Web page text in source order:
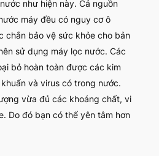
như hiện này. Cả nguồn
máy đều có nguy cơ ô
chắn bảo vệ sức khỏe cho bản
sử dụng máy lọc nước. Các
bỏ hoàn toàn được các kim
và virus có trong nước.
vừa đủ các khoáng chất, vi
Do đó bạn có thể yên tâm hơn